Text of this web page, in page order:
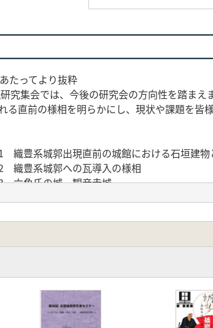
たってより抜粋
究集会では、今後の研究会の方向性を踏ま
る直前の様相を明らかにし、現状や課題を
豊系城郭出現直前の城館における石垣建物
豊系城郭への瓦導入の様相
角氏の城、観音寺城
豊系城郭における瓦研究の歩み